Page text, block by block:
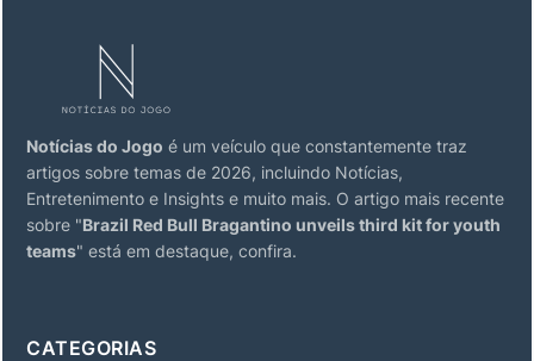
Notícias do Jogo é um veículo que constantemente traz
artigos sobre temas de 2026, incluindo Notícias,
Entretenimento e Insights e muito mais. O artigo mais recente
sobre "Brazil Red Bull Bragantino unveils third kit for youth
teams" está em destaque, confira.
CATEGORIAS